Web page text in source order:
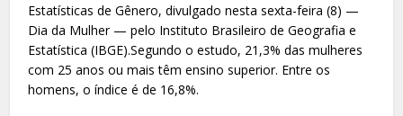
Estatísticas de Gênero, divulgado nesta sexta-feira (8) —
Dia da Mulher — pelo Instituto Brasileiro de Geografia e
Estatística (IBGE).Segundo o estudo, 21,3% das mulheres
com 25 anos ou mais têm ensino superior. Entre os
homens, o índice é de 16,8%.